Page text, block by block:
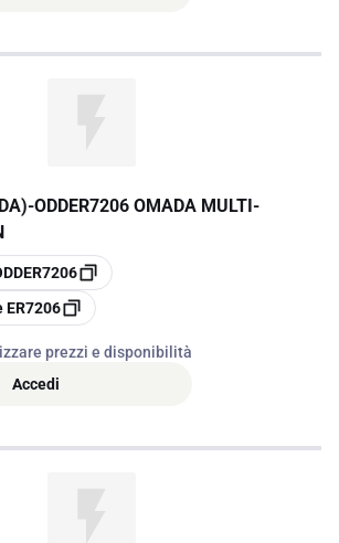
-ODDER7206 OMADA MULTI-
ER7206
prezzi e disponibilità
Accedi